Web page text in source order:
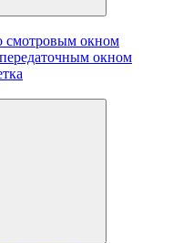
смотровым окном
окном